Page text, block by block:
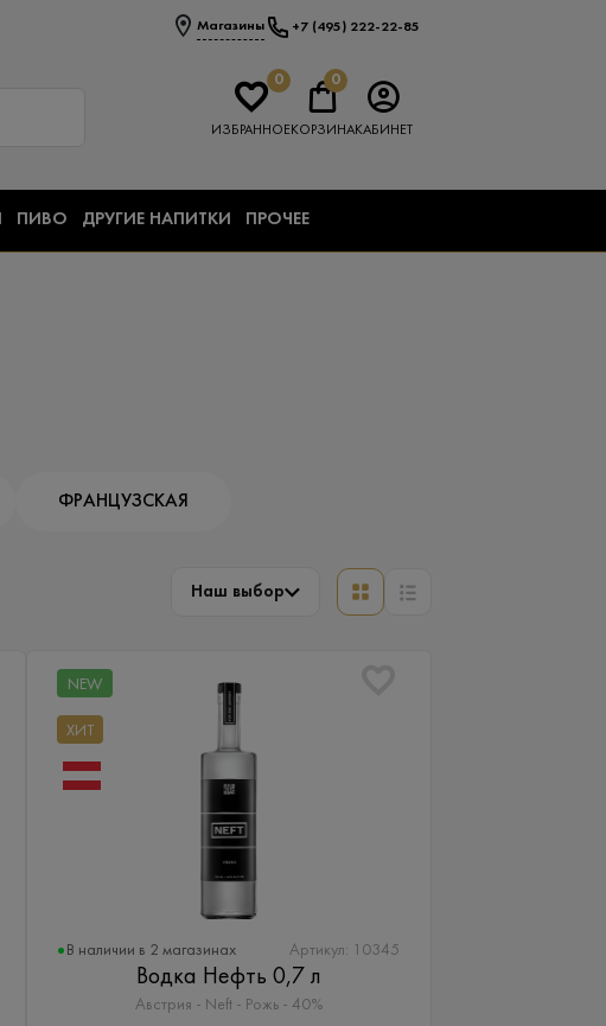
Магазины +7 (495) 222-22-85
0
ИЗБРАННОЕ
0
КОРЗИНАКАБИНЕТ
ПИВО ДРУГИЕ НАПИТКИ ПРОЧЕЕ
ФРАНЦУЗСКАЯ
Наш выбор
NEW
ХИТ
В наличии в 2 магазинах Артикул: 10345
Водка Нефть 0,7 л
Австрия - Neft - Рожь - 40%